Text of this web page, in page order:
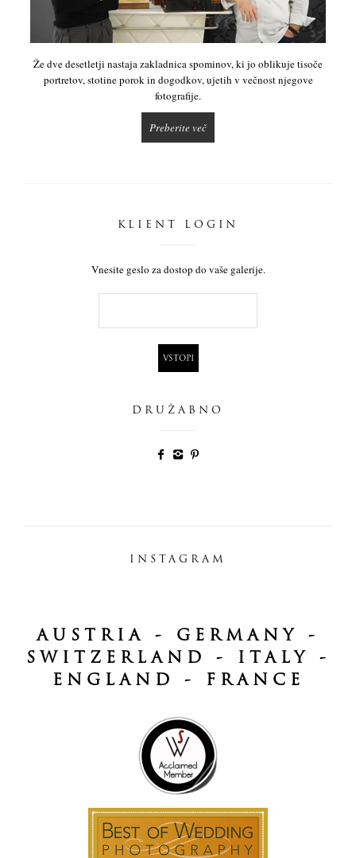
Že dve desetletji nastaja zakladnica spominov, ki jo oblikuje tisoče
portretov, stotine porok in dogodkov, ujetih v večnost njegove
fotografije.
Preberite več
KLIENT LOGIN
Vnesite geslo za dostop do vaše galerije.
DRUŽABNO
INSTAGRAM
AUSTRIA - GERMANY -
SWITZERLAND - ITALY -
ENGLAND - FRANCE